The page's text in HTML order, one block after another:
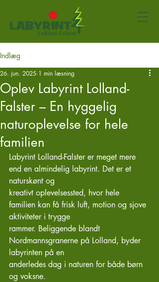
Indlæg
Oplev Labyrint Lolland-
Falster – En hyggelig
naturoplevelse for hele
familien
26. jun. 2025 1 min læsning
Labyrint Lolland-Falster er meget mere
end en almindelig labyrint. Det er et
naturskønt og
kreativt oplevelsessted, hvor hele
familien kan få frisk luft, motion og sjove
aktiviteter i trygge
rammer. Beliggende blandt
Nordmannsgranerne på Lolland, byder
labyrinten på en
anderledes dag i naturen for både børn
og voksne.